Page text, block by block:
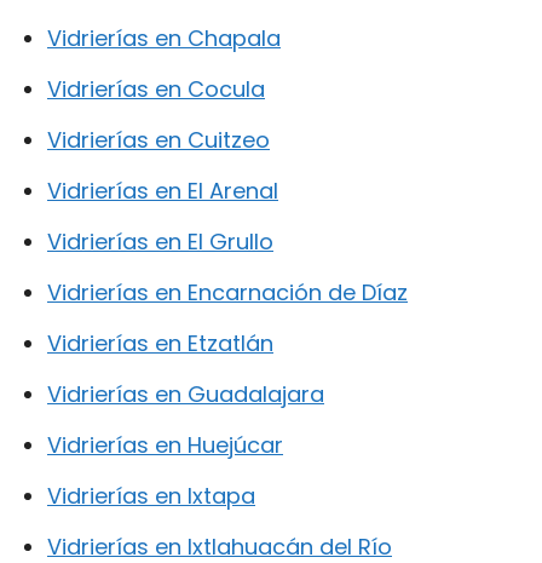
Vidrierías en Chapala
Vidrierías en Cocula
Vidrierías en Cuitzeo
Vidrierías en El Arenal
Vidrierías en El Grullo
Vidrierías en Encarnación de Díaz
Vidrierías en Etzatlán
Vidrierías en Guadalajara
Vidrierías en Huejúcar
Vidrierías en Ixtapa
Vidrierías en Ixtlahuacán del Río